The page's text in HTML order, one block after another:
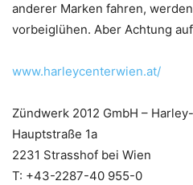
anderer Marken fahren,
vorbeiglühen. Aber Achtung
www.harleycenterwien.at/
Zündwerk 2012 GmbH –
Hauptstraße 1a
2231 Strasshof bei Wien
T: +43-2287-40 955-0